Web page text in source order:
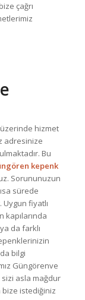
çağrı
hizmet
adresinize
Bu
kepenk
Sorununuzun
sürede
fiyatlı
kapılarında
da farklı
bilgi
Güngörenve
asla mağdur
istediğiniz